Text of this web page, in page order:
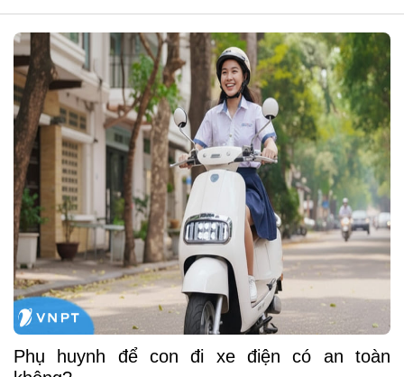
Phụ huynh để con đi xe điện có an toàn